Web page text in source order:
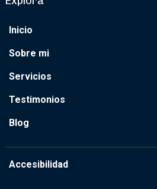
Inicio
Sobre mi
Servicios
Testimonios
Blog
Accesibilidad